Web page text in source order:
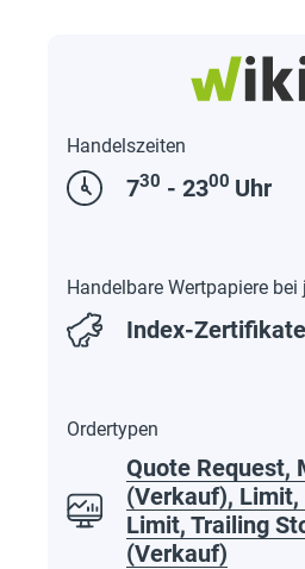
Handelszeiten
730 - 2300 Uhr
Handelbare Wertpapiere bei
Index-Zertifikate
Ordertypen
Quote Request,
(Verkauf), Limit,
Limit, Trailing
(Verkauf)